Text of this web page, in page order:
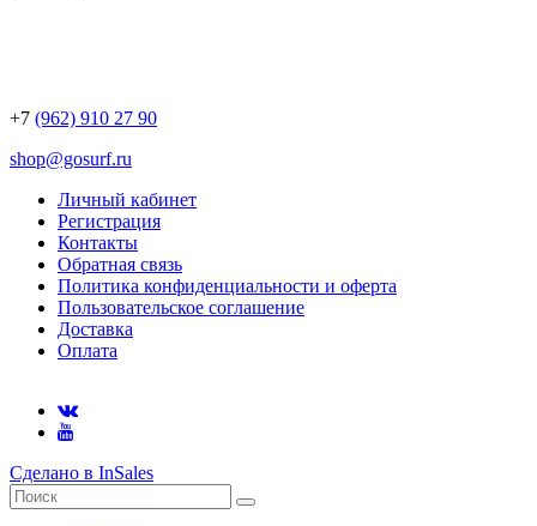
+7 (962) 910 27 90
shop@gosurf.ru
Личный кабинет
Регистрация
Контакты
Обратная связь
Политика конфиденциальности и оферта
Пользовательское соглашение
Доставка
Оплата
Сделано в InSales